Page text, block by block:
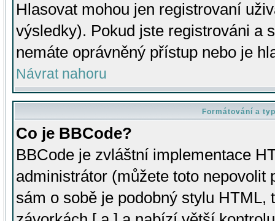
Hlasovat mohou jen registrovaní
výsledky). Pokud jste registrováni a
nemáte oprávněný přístup nebo je
Návrat nahoru
Formátování a
Co je BBCode?
BBCode je zvláštní implementace
administrátor (můžete toto
sám o sobě je podobný stylu HTML,